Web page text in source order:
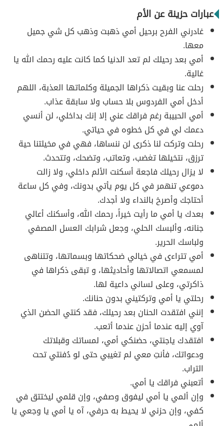
عبارات حزينة عن الأم
غادرني الفرح برحيل أمي ذهبت وذهب كل شي جميل
معها.
أمي بعد رحيلك لم تعد الدنيا كما كانت عليه رحمك الله يا
غالية.
رحلت عنا وبقيت ذكراها الجميلة وكلماتها العذبة، اللهم
أدخل أمي الفردوس بلا حساب ولا سابقة عذاب.
أمي الحبيبة رغم فراقك عني إلا إنك بداخلي، لن أنسي
دعمك لي في كل خطوه في حياتي.
رحلت وتركت لنا ذكرى لن ننساها، فهي في مخيلتنا حية
ترزق، نتخيلها تغضب، وتعاتب، وتضحك، وتتحدث.
لا يزال رحيلك فاجعة أسكنت الألم داخلي، ولا زالت
دموعي تنهمر في كل يوم يأتي بدونك، وفي كل ساعة
أحتاجك وأصرخ بالنداء ولا أجدك.
بعدك يا أمي ما رأيت خيراً، رحمك الله، وأسكنك أعالي
جنانه، وألبسك الحلي، وجعل شرابك العسل المصفي
ولباسك الحرير.
أمي تتراءى في خيالي ضحكاتها وبسماتها، وتتناهى
لمسمعي اتصالاتها وأحاديثها، و تبقى ذكراها في
ذاكرتي، وعلى لساني داعية لها.
رحلتي يا أمي وتركتيني بدون حنانك.
إنني افتقدت الحنان بعد رحيلك، فقد كنتي الحضن الذي
آوي إليه عندما أحزن عندما أتعب.
افتقدك ياجنتي، حضنكي أمي، لمساتك وقبلاتك
ودعواتك، فأنتِ معي لم تغيبي حتى لو دُفنتي تحت
التراب.
أتعبني فراقك يا أمي.
وإن ألمي يا أمي ليفوق وصفي، وإن قلمي ليختتق في
كفي، وإن حزني لا يحيط به حرفي، آه يا أمي يا وجعي يا